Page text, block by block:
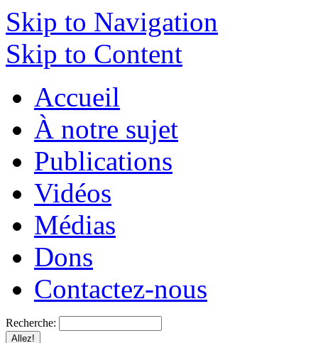
Skip to Navigation
Skip to Content
Accueil
À notre sujet
Publications
Vidéos
Médias
Dons
Contactez-nous
Recherche: